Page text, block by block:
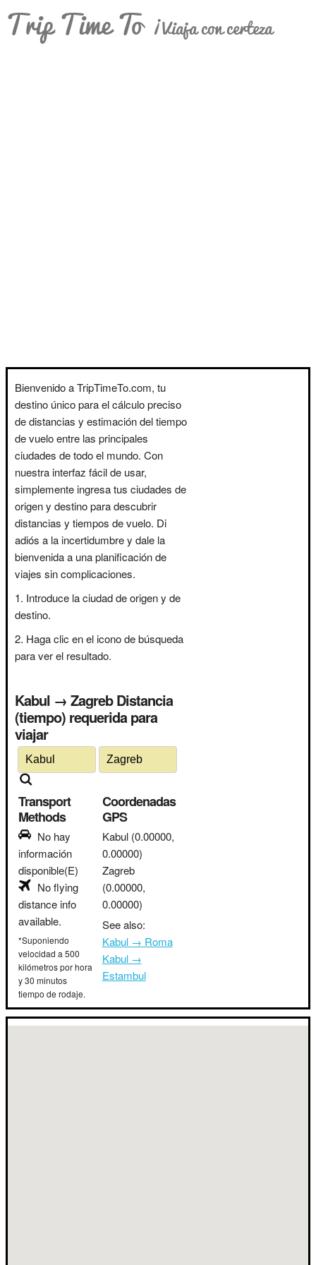
Trip Time To ¡Viaja con certeza
Bienvenido a TripTimeTo.com, tu
destino único para el cálculo preciso
de distancias y estimación del tiempo
de vuelo entre las principales
ciudades de todo el mundo. Con
nuestra interfaz fácil de usar,
simplemente ingresa tus ciudades de
origen y destino para descubrir
distancias y tiempos de vuelo. Di
adiós a la incertidumbre y dale la
bienvenida a una planificación de
viajes sin complicaciones.
Introduce la ciudad de origen y de
destino.
Haga clic en el icono de búsqueda
para ver el resultado.
Kabul → Zagreb Distancia
(tiempo) requerida para
viajar
Transport
Methods
No hay
información
disponible(E)
No flying
distance info
available.
*Suponiendo
velocidad a 500
kilómetros por hora
y 30 minutos
tiempo de rodaje.
Coordenadas
GPS
Kabul (0.00000,
0.00000)
Zagreb
(0.00000,
0.00000)
See also:
Kabul → Roma
Kabul →
Estambul